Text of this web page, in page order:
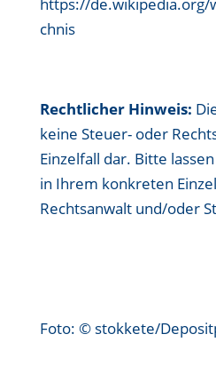
chnis
Rechtlicher Hinweis:
keine Steuer- oder
Einzelfall dar. Bitte
in Ihrem konkreten
Rechtsanwalt und/oder
Foto: © stokkete/